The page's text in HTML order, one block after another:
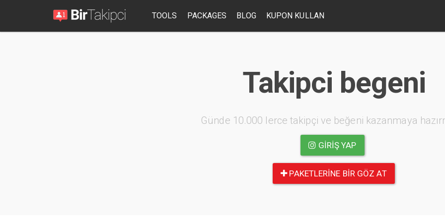
TOOLS PACKAGES BLOG KUPON KULLAN
Takipci begeni
Günde 10.000 lerce takipçi ve beğeni kazanmaya
GIRIŞ YAP
PAKETLERINE BIR GÖZ AT